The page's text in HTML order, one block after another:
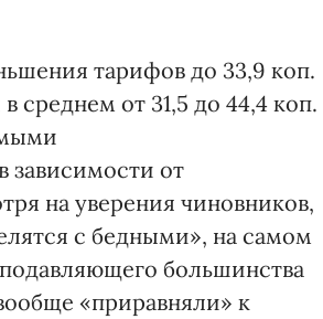
тарифов до 33,9 коп.
среднем от 31,5 до 44,4 коп.
от
на уверения чиновников,
с бедными», на самом
большинства
«приравняли» к